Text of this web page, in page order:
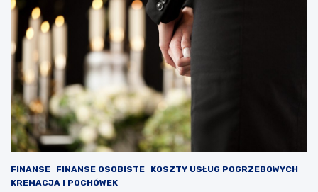
FINANSE FINANSE OSOBISTE
KOSZTY USŁUG POGRZEBOWYCH
KREMACJA I POCHÓWEK